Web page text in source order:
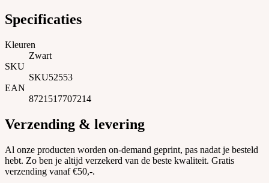
Specificaties
Kleuren
Zwart
SKU
SKU52553
EAN
8721517707214
Verzending & levering
Al onze producten worden on-demand geprint, pas nadat je besteld
hebt. Zo ben je altijd verzekerd van de beste kwaliteit. Gratis
verzending vanaf €50,-.